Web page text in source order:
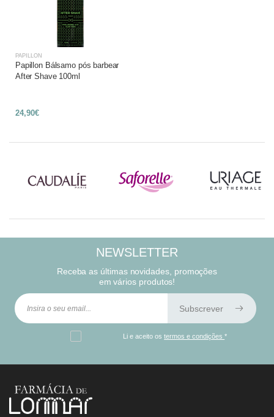
PAPILLON
Papillon Bálsamo pós barbear
After Shave 100ml
24,90€
NEWSLETTER
Receba as últimas novidades, promoções
em vários produtos!
Subscrever
Li e aceito ostermos e condições*